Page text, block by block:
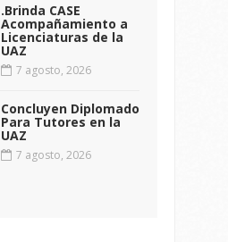
.Brinda CASE
Acompañamiento a
Licenciaturas de la
UAZ
7 agosto, 2026
Concluyen Diplomado
Para Tutores en la
UAZ
7 agosto, 2026